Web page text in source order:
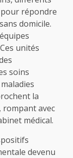
répondre
domicile.
unités
soins
la
rompant avec
médical.
devenu